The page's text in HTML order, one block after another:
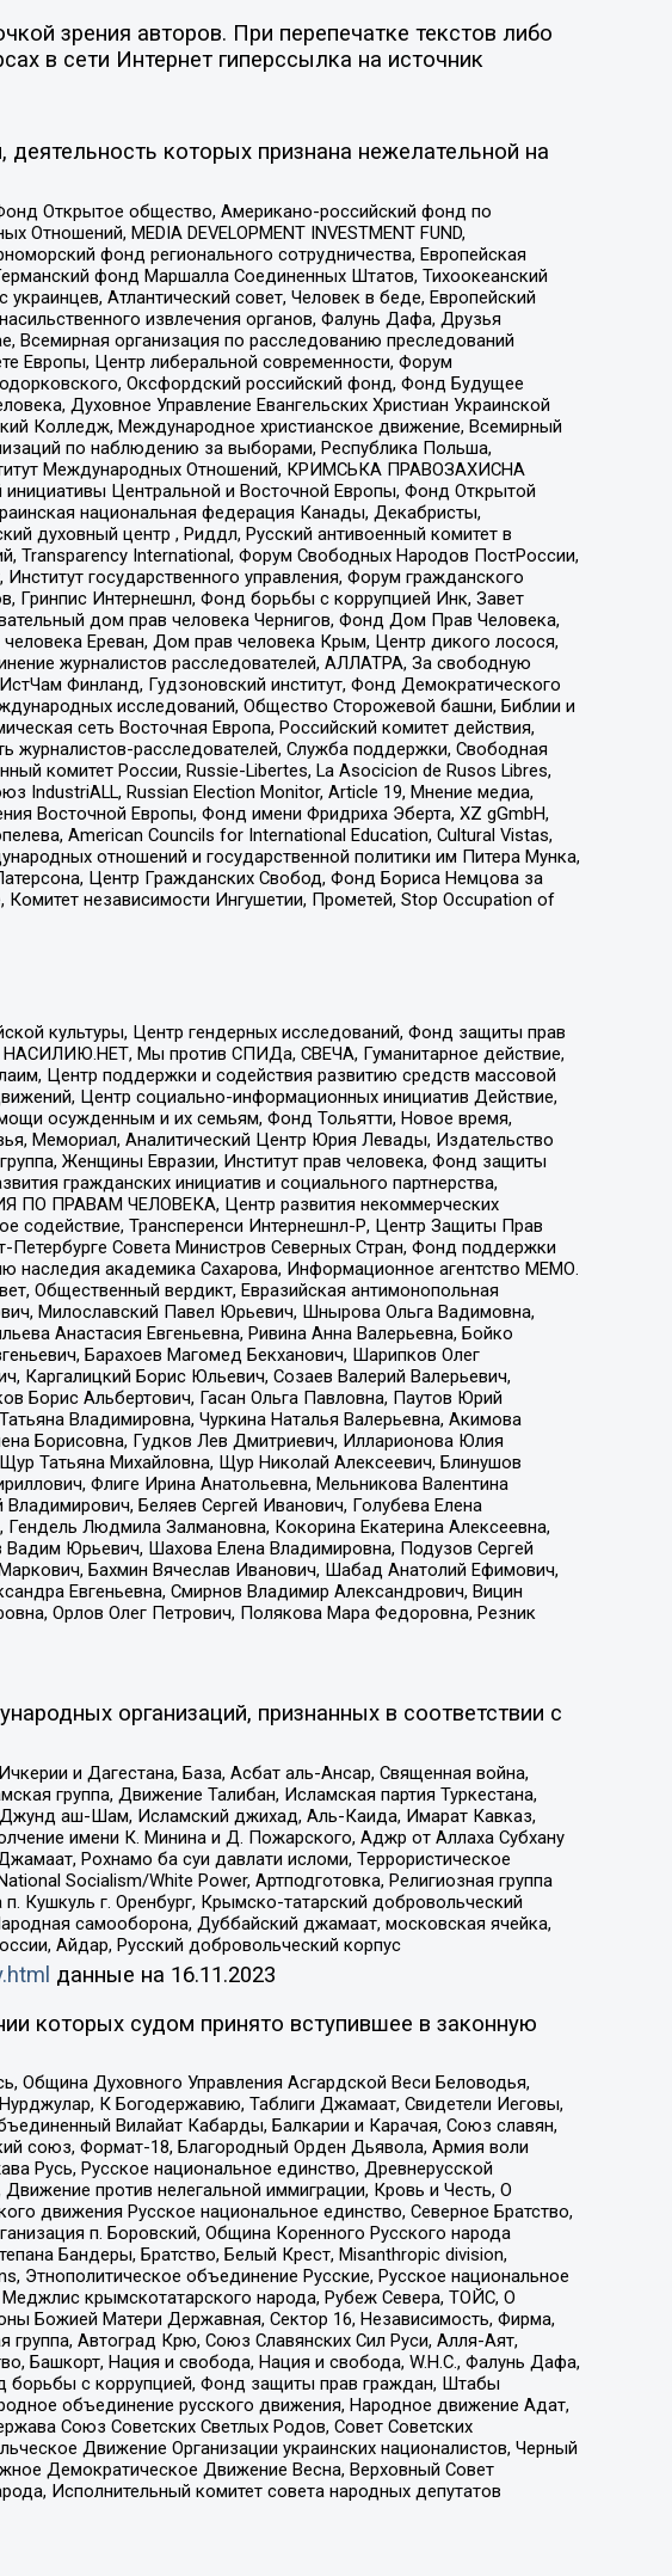
зрения авторов. При перепечатке текстов либо
в сети Интернет гиперссылка на источник
которых признана нежелательной на
Открытое общество, Американо-российский фонд по
MEDIA DEVELOPMENT INVESTMENT FUND,
фонд регионального сотрудничества, Европейская
фонд Маршалла Соединенных Штатов, Тихоокеанский
Атлантический совет, Человек в беде, Европейский
извлечения органов, Фалунь Дафа, Друзья
Всемирная организация по расследованию преследований
Европы, Центр либеральной современности, Форум
Оксфордский российский фонд, Фонд Будущее
Духовное Управление Евангельских Христиан Украинской
Колледж, Международное христианское движение, Всемирный
по наблюдению за выборами, Республика Польша,
Международных Отношений, КРИМСЬКА ПРАВОЗАХИСНА
инициативы Центральной и Восточной Европы, Фонд Открытой
национальная федерация Канады, Декабристы,
духовный центр , Риддл, Русский антивоенный комитет в
Transparеncy International, Форум Свободных Народов ПостРоссии,
государственного управления, Форум гражданского
Гринпис Интернешнл, Фонд борьбы с коррупцией Инк, Завет
дом прав человека Чернигов, Фонд Дом Прав Человека,
Ереван, Дом прав человека Крым, Центр дикого лосося,
журналистов расследователей, АЛЛАТРА, За свободную
Финланд, Гудзоновский институт, Фонд Демократического
исследований, Общество Сторожевой башни, Библии и
сеть Восточная Европа, Российский комитет действия,
расследователей, Служба поддержки, Свободная
комитет России, Russie-Libertes, La Asocicion de Rusos Libres,
IndustriALL, Russian Election Monitor, Article 19, Мнение медиа,
Восточной Европы, Фонд имени Фридриха Эберта, XZ gGmbH,
American Councils for International Education, Cultural Vistas,
отношений и государственной политики им Питера Мунка,
Центр Гражданских Свобод, Фонд Бориса Немцова за
независимости Ингушетии, Прометей, Stop Occupation of
культуры, Центр гендерных исследований, Фонд защиты прав
НАСИЛИЮ.НЕТ, Мы против СПИДа, СВЕЧА, Гуманитарное действие,
Центр поддержки и содействия развитию средств массовой
Центр социально-информационных инициатив Действие,
осужденным и их семьям, Фонд Тольятти, Новое время,
Мемориал, Аналитический Центр Юрия Левады, Издательство
Женщины Евразии, Институт прав человека, Фонд защиты
гражданских инициатив и социального партнерства,
ПО ПРАВАМ ЧЕЛОВЕКА, Центр развития некоммерческих
содействие, Трансперенси Интернешнл-Р, Центр Защиты Прав
Совета Министров Северных Стран, Фонд поддержки
наследия академика Сахарова, Информационное агентство МЕМО.
Общественный вердикт, Евразийская антимонопольная
Милославский Павел Юрьевич, Шнырова Ольга Вадимовна,
Анастасия Евгеньевна, Ривина Анна Валерьевна, Бойко
Барахоев Магомед Бекханович, Шарипков Олег
Каргалицкий Борис Юльевич, Созаев Валерий Валерьевич,
Борис Альбертович, Гасан Ольга Павловна, Паутов Юрий
Владимировна, Чуркина Наталья Валерьевна, Акимова
Борисовна, Гудков Лев Дмитриевич, Илларионова Юлия
Татьяна Михайловна, Щур Николай Алексеевич, Блинушов
Флиге Ирина Анатольевна, Мельникова Валентина
Беляев Сергей Иванович, Голубева Елена
Людмила Залмановна, Кокорина Екатерина Алексеевна,
Юрьевич, Шахова Елена Владимировна, Подузов Сергей
Бахмин Вячеслав Иванович, Шабад Анатолий Ефимович,
Евгеньевна, Смирнов Владимир Александрович, Вицин
Орлов Олег Петрович, Полякова Мара Федоровна, Резник
организаций, признанных в соответствии с
и Дагестана, База, Асбат аль-Ансар, Священная война,
группа, Движение Талибан, Исламская партия Туркестана,
аш-Шам, Исламский джихад, Аль-Каида, Имарат Кавказ,
имени К. Минина и Д. Пожарского, Аджр от Аллаха Субхану
Рохнамо ба суи давлати исломи, Террористическое
Socialism/White Power, Артподготовка, Религиозная группа
Кушкуль г. Оренбург, Крымско-татарский добровольческий
самооборона, Дуббайский джамаат, московская ячейка,
Айдар, Русский добровольческий корпус
данные на 16.11.2023
которых судом принято вступившее в законную
Община Духовного Управления Асгардской Веси Беловодья,
К Богодержавию, Таблиги Джамаат, Свидетели Иеговы,
Вилайат Кабарды, Балкарии и Карачая, Союз славян,
союз, Формат-18, Благородный Орден Дьявола, Армия воли
Русь, Русское национальное единство, Древнерусской
против нелегальной иммиграции, Кровь и Честь, О
движения Русское национальное единство, Северное Братство,
п. Боровский, Община Коренного Русского народа
Бандеры, Братство, Белый Крест, Misanthropic division,
Этнополитическое объединение Русские, Русское национальное
крымскотатарского народа, Рубеж Севера, ТОЙС, О
Божией Матери Державная, Сектор 16, Независимость, Фирма,
Автоград Крю, Союз Славянских Сил Руси, Алля-Аят,
Башкорт, Нация и свобода, Нация и свобода, W.H.С., Фалунь Дафа,
борьбы с коррупцией, Фонд защиты прав граждан, Штабы
объединение русского движения, Народное движение Адат,
Союз Советских Светлых Родов, Совет Советских
Движение Организации украинских националистов, Черный
Демократическое Движение Весна, Верховный Совет
Исполнительный комитет совета народных депутатов